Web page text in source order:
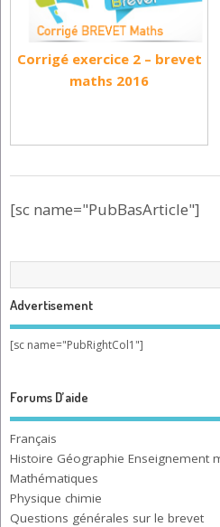
Corrigé exercice 2 – brevet
maths 2016
[sc name="PubBasArticle"]
Advertisement
[sc name="PubRightCol1"]
Forums D’aide
Français
Histoire Géographie Enseignement
Mathématiques
Physique chimie
Questions générales sur le brevet